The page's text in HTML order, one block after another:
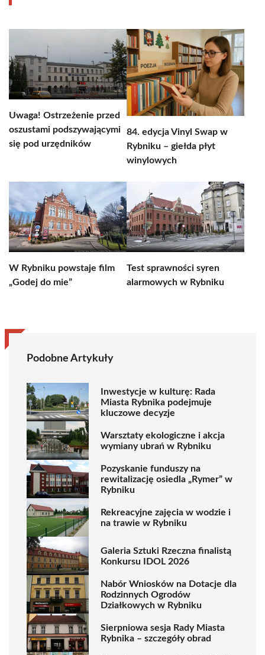
Uwaga! Ostrzeżenie przed
oszustami podszywającymi
się pod urzędników
84. edycja Vinyl Swap w
Rybniku – giełda płyt
winylowych
W Rybniku powstaje film
„Godej do mie”
Test sprawności syren
alarmowych w Rybniku
Podobne Artykuły
Inwestycje w kulturę: Rada
Miasta Rybnika podejmuje
kluczowe decyzje
Warsztaty ekologiczne i akcja
wymiany ubrań w Rybniku
Pozyskanie funduszy na
rewitalizację osiedla „Rymer” w
Rybniku
Rekreacyjne zajęcia w wodzie i
na trawie w Rybniku
Galeria Sztuki Rzeczna finalistą
Konkursu IDOL 2026
Nabór Wniosków na Dotacje dla
Rodzinnych Ogrodów
Działkowych w Rybniku
Sierpniowa sesja Rady Miasta
Rybnika – szczegóły obrad